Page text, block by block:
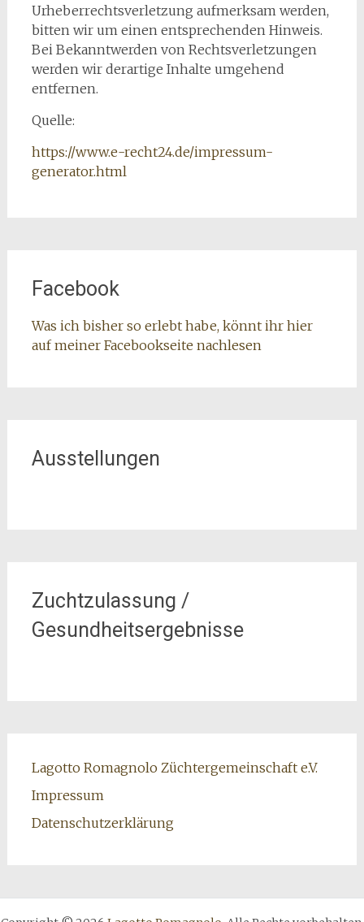
Urheberrechtsverletzung aufmerksam werden,
bitten wir um einen entsprechenden Hinweis.
Bei Bekanntwerden von Rechtsverletzungen
werden wir derartige Inhalte umgehend
entfernen.
Quelle:
https://www.e-recht24.de/impressum-
generator.html
Facebook
Was ich bisher so erlebt habe, könnt ihr hier
auf meiner Facebookseite nachlesen
Ausstellungen
Zuchtzulassung /
Gesundheitsergebnisse
Lagotto Romagnolo Züchtergemeinschaft e.V.
Impressum
Datenschutzerklärung